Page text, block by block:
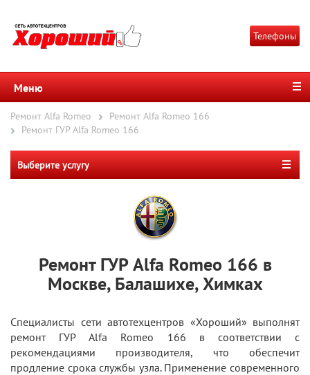
Телефоны
Меню
Ремонт Alfa Romeo
Ремонт Alfa Romeo 166
Ремонт ГУР Alfa Romeo 166
Выберите услугу
Ремонт ГУР Alfa Romeo 166 в
Москве, Балашихе, Химках
Специалисты сети автотехцентров «Хороший» выполнят
ремонт ГУР Alfa Romeo 166 в соответствии с
рекомендациями производителя, что обеспечит
продление срока службы узла. Применение современного